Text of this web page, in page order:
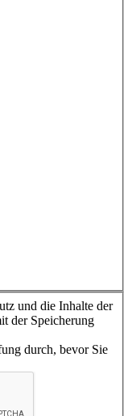
und die Inhalte der
der Speicherung
durch, bevor Sie